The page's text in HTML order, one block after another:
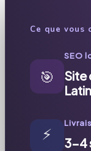
Ce que vous
🎯
SEO
Site
⚡ 3-4